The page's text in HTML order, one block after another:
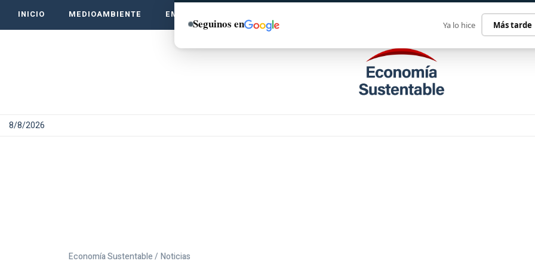
INICIO MEDIOAMBIENTE EMPRENDE VERDE
8/8/2026
Economía Sustentable / Noticias
Seguinos en Ya lo hice Más tarde